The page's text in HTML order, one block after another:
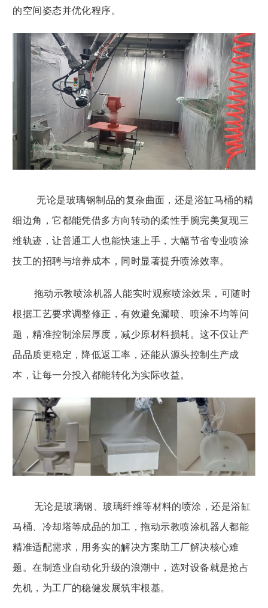
的空间姿态并优化程序。
无论是玻璃钢制品的复杂曲面，还是浴缸马桶的精
细边角，它都能凭借多方向转动的柔性手腕完美复现三
维轨迹，让普通工人也能快速上手，大幅节省专业喷涂
技工的招聘与培养成本，同时显著提升喷涂效率。
拖动示教喷涂机器人能实时观察喷涂效果，可随时
根据工艺要求调整修正，有效避免漏喷、喷涂不均等问
题，精准控制涂层厚度，减少原材料损耗。这不仅让产
品品质更稳定，降低返工率，还能从源头控制生产成
本，让每一分投入都能转化为实际收益。
无论是玻璃钢、玻璃纤维等材料的喷涂，还是浴缸
马桶、冷却塔等成品的加工，拖动示教喷涂机器人都能
精准适配需求，用务实的解决方案助工厂解决核心难
题。在制造业自动化升级的浪潮中，选对设备就是抢占
先机，为工厂的稳健发展筑牢根基。